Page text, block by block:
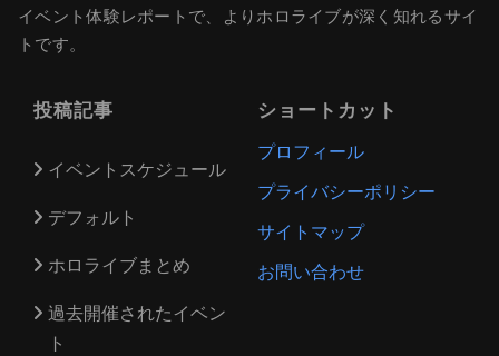
イベント体験レポートで、よりホロライブが深く知れるサイ
トです。
投稿記事
イベントスケジュール
デフォルト
ホロライブまとめ
過去開催されたイベン
ト
ショートカット
プロフィール
プライバシーポリシー
サイトマップ
お問い合わせ